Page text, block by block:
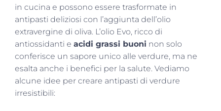
in cucina e possono essere trasformate in
antipasti deliziosi con l’aggiunta dell’olio
extravergine di oliva. L’olio Evo, ricco di
antiossidanti e acidi grassi buoni non solo
conferisce un sapore unico alle verdure, ma ne
esalta anche i benefici per la salute. Vediamo
alcune idee per creare antipasti di verdure
irresistibili: